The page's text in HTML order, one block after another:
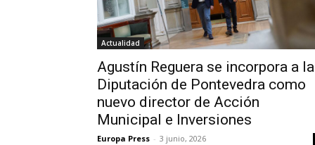
Actualidad
Agustín Reguera se incorpora a la
Diputación de Pontevedra como
nuevo director de Acción
Municipal e Inversiones
Europa Press - 3 junio, 2026